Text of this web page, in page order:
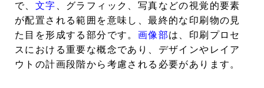
で、 文字 、グラフィック、写真などの視覚的要素
が配置される範囲を意味し、最終的な印刷物の見
た目を形成する部分です。 画像部は、印刷プロセ
スにおける重要な概念であり、デザインやレイア
ウトの計画段階から考慮される必要があります。